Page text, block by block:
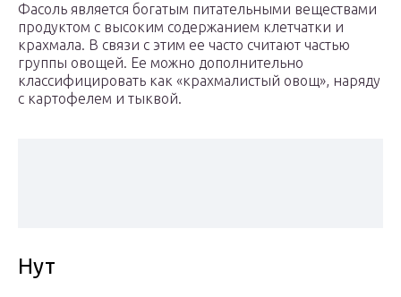
Фасоль является богатым питательными веществами
продуктом с высоким содержанием клетчатки и
крахмала. В связи с этим ее часто считают частью
группы овощей. Ее можно дополнительно
классифицировать как «крахмалистый овощ», наряду
с картофелем и тыквой.
Нут